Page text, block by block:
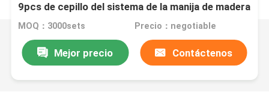
9pcs de cepillo del sistema de la manija de madera
completa de la nuez
MOQ：3000sets Precio：negotiable
Mejor precio Contáctenos